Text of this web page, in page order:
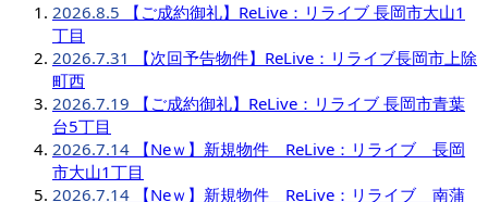
2026.8.5
【ご成約御礼】ReLive：リライブ 長岡市大山1
丁目
2026.7.31
【次回予告物件】ReLive：リライブ長岡市上除
町西
2026.7.19
【ご成約御礼】ReLive：リライブ 長岡市青葉
台5丁目
2026.7.14
【Neｗ】新規物件 ReLive：リライブ 長岡
市大山1丁目
2026.7.14
【Neｗ】新規物件 ReLive：リライブ 南蒲